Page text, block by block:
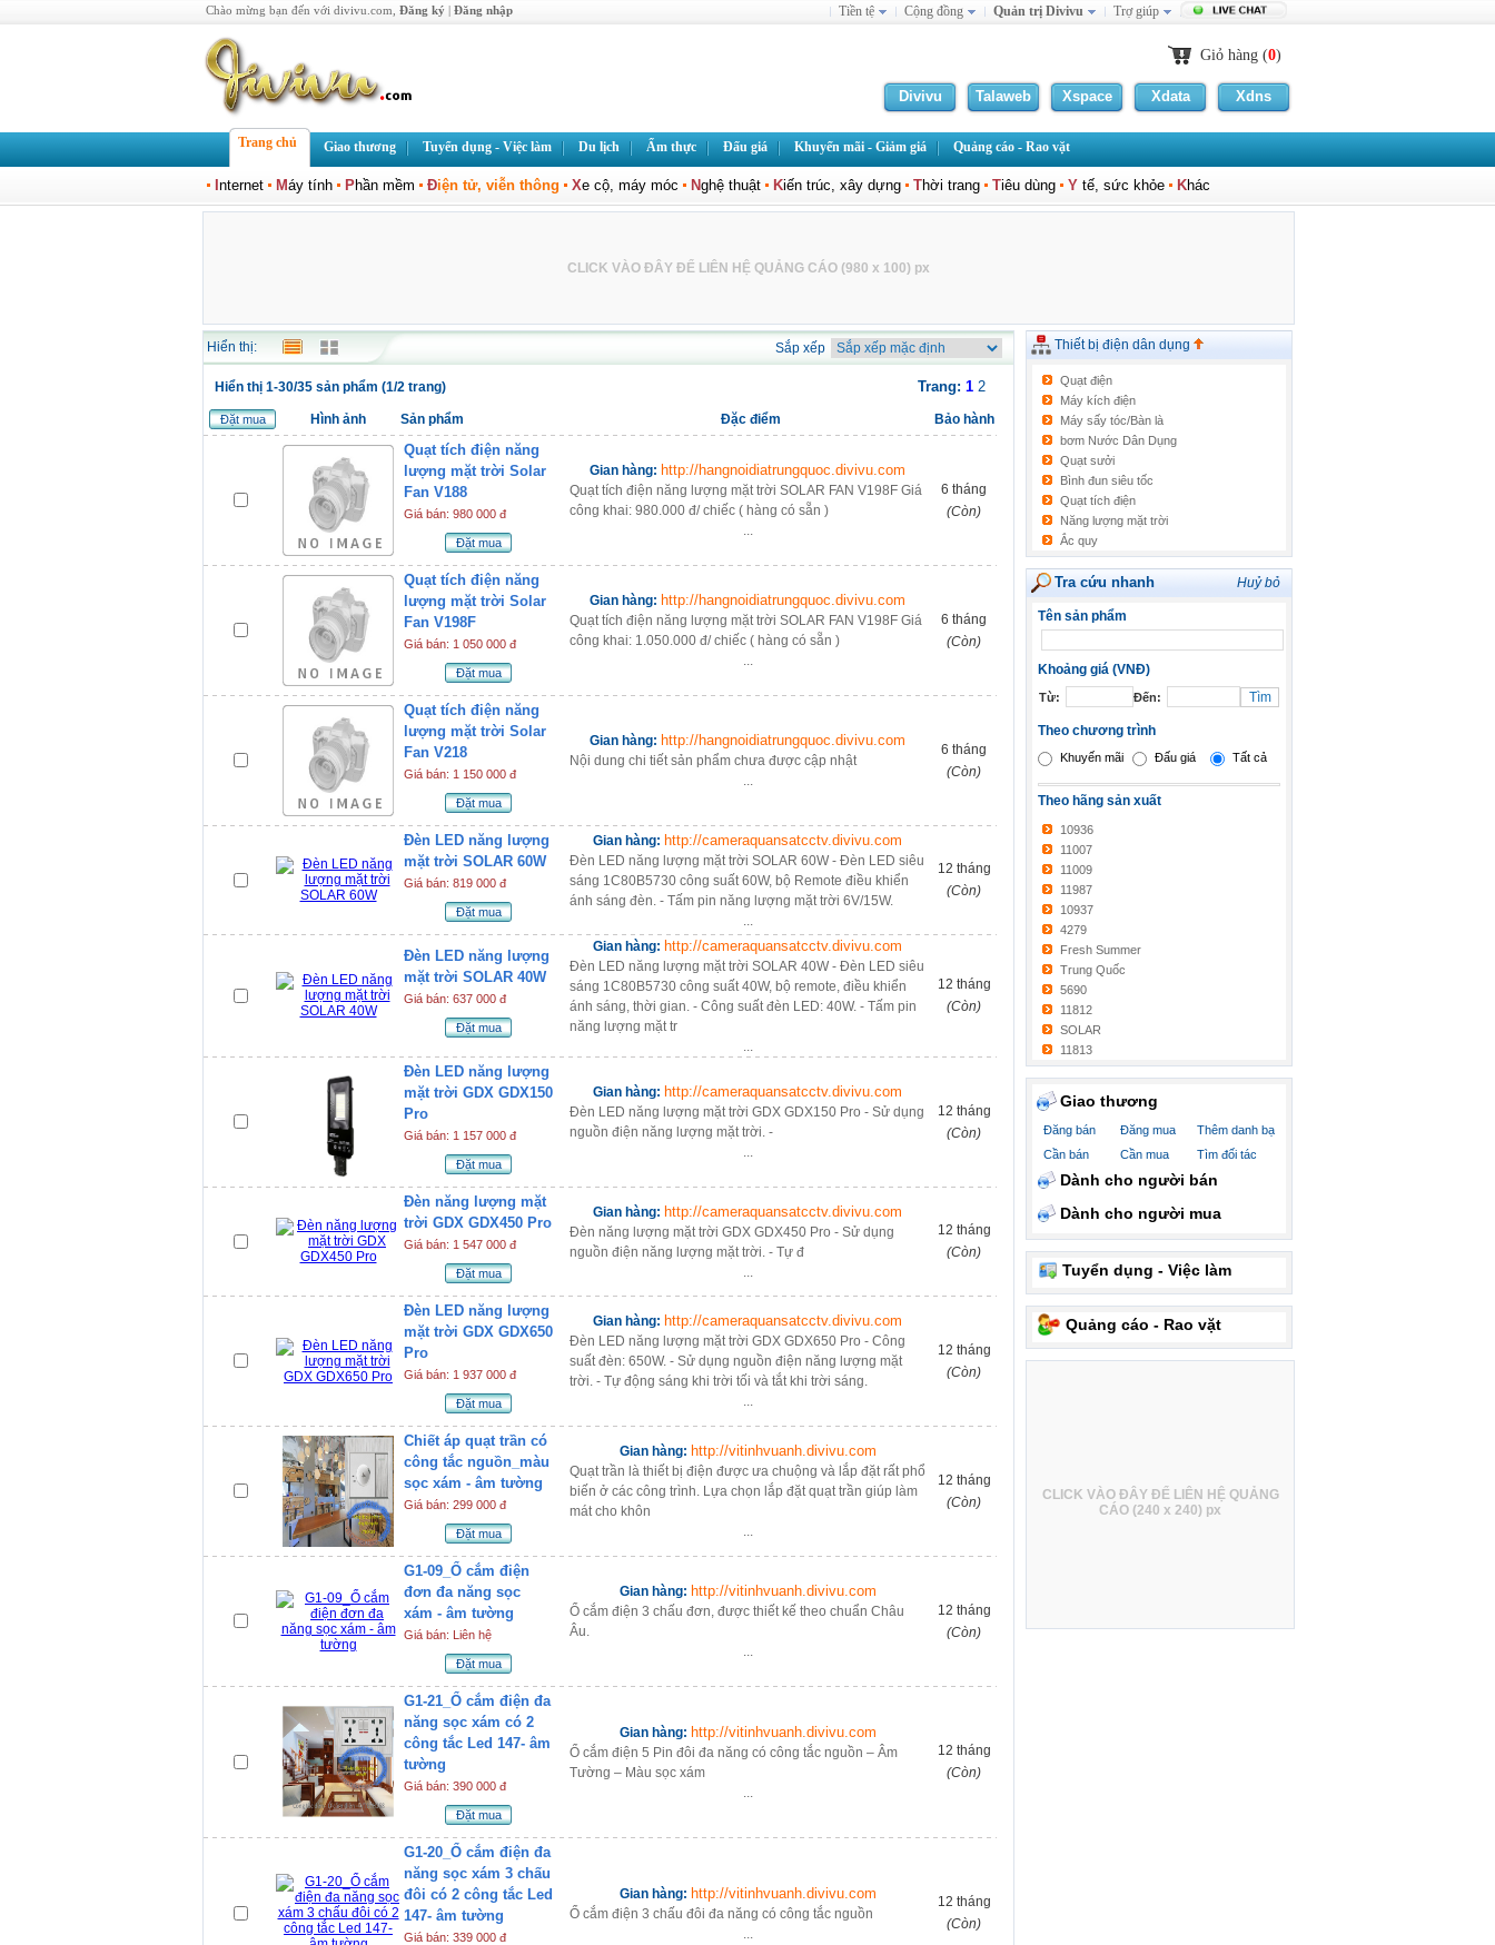
Chào mừng bạn đến với divivu.com, Đăng ký | Đăng nhập Tiền tệ Cộng đồng Quản trị Divivu Trợ giúp
Giỏ hàng (0)
Divivu Talaweb Xspace Xdata Xdns
Trang chủ Giao thương Tuyển dụng - Việc làm Du lịch Ẩm thực Đấu giá Khuyến mãi - Giảm giá Quảng cáo - Rao vặt
nternet Máy tính Phần mềm Điện tử, viễn thông Xe cộ, máy móc Nghệ thuật Kiến trúc, xây dựng Thời trang Tiêu dùng Y tế, sức khỏe Khác
CLICK VÀO ĐÂY ĐỂ LIÊN HỆ QUẢNG CÁO (980 x 100) px
Hiển thị: Sắp xếp
Hiển thị 1-30/35 sản phẩm (1/2 trang) Trang: 1 2
Đặt mua Hình ảnh Sản phẩm Đặc điểm Bảo hành
Quạt tích điện năng
lượng mặt trời Solar
Fan V188
Giá bán: 980 000 đ
Đặt mua
Gian hàng: http://hangnoidiatrungquoc.divivu.com
Quạt tích điện năng lượng mặt trời SOLAR FAN V198F Giá
công khai: 980.000 đ/ chiếc ( hàng có sẵn )
...
6 tháng
(Còn)
Quạt tích điện năng
lượng mặt trời Solar
Fan V198F
Giá bán: 1 050 000 đ
Đặt mua
Gian hàng: http://hangnoidiatrungquoc.divivu.com
Quạt tích điện năng lượng mặt trời SOLAR FAN V198F Giá
công khai: 1.050.000 đ/ chiếc ( hàng có sẵn )
...
6 tháng
(Còn)
Quạt tích điện năng
lượng mặt trời Solar
Fan V218
Giá bán: 1 150 000 đ
Đặt mua
Gian hàng: http://hangnoidiatrungquoc.divivu.com
Nội dung chi tiết sản phẩm chưa được cập nhật
...
6 tháng
(Còn)
Đèn LED năng lượng
mặt trời SOLAR 60W
Giá bán: 819 000 đ
Đặt mua
Gian hàng: http://cameraquansatcctv.divivu.com
Đèn LED năng lượng mặt trời SOLAR 60W - Đèn LED siêu
sáng 1C80B5730 công suất 60W, bộ Remote điều khiển
ánh sáng đèn. - Tấm pin năng lượng mặt trời 6V/15W.
...
12 tháng
(Còn)
Đèn LED năng lượng
mặt trời SOLAR 40W
Giá bán: 637 000 đ
Đặt mua
Gian hàng: http://cameraquansatcctv.divivu.com
Đèn LED năng lượng mặt trời SOLAR 40W - Đèn LED siêu
sáng 1C80B5730 công suất 40W, bộ remote, điều khiển
ánh sáng, thời gian. - Công suất đèn LED: 40W. - Tấm pin
năng lượng mặt tr
...
12 tháng
(Còn)
Đèn LED năng lượng
mặt trời GDX GDX150
Pro
Giá bán: 1 157 000 đ
Đặt mua
Gian hàng: http://cameraquansatcctv.divivu.com
Đèn LED năng lượng mặt trời GDX GDX150 Pro - Sử dụng
nguồn điện năng lượng mặt trời. -
...
12 tháng
(Còn)
Đèn năng lượng mặt
trời GDX GDX450 Pro
Giá bán: 1 547 000 đ
Đặt mua
Gian hàng: http://cameraquansatcctv.divivu.com
Đèn năng lượng mặt trời GDX GDX450 Pro - Sử dụng
nguồn điện năng lượng mặt trời. - Tự đ
...
12 tháng
(Còn)
Đèn LED năng lượng
mặt trời GDX GDX650
Pro
Giá bán: 1 937 000 đ
Đặt mua
Gian hàng: http://cameraquansatcctv.divivu.com
Đèn LED năng lượng mặt trời GDX GDX650 Pro - Công
suất đèn: 650W. - Sử dụng nguồn điện năng lượng mặt
trời. - Tự động sáng khi trời tối và tắt khi trời sáng.
...
12 tháng
(Còn)
Chiết áp quạt trần có
công tắc nguồn_màu
sọc xám - âm tường
Giá bán: 299 000 đ
Đặt mua
Gian hàng: http://vitinhvuanh.divivu.com
Quạt trần là thiết bị điện được ưa chuộng và lắp đặt rất phổ
biến ở các công trình. Lựa chọn lắp đặt quạt trần giúp làm
mát cho khôn
...
12 tháng
(Còn)
G1-09_Ổ cắm điện
đơn đa năng sọc
xám - âm tường
Giá bán: Liên hệ
Đặt mua
Gian hàng: http://vitinhvuanh.divivu.com
Ổ cắm điện 3 chấu đơn, được thiết kế theo chuẩn Châu
Âu.
...
12 tháng
(Còn)
G1-21_Ổ cắm điện đa
năng sọc xám có 2
công tắc Led 147- âm
tường
Giá bán: 390 000 đ
Đặt mua
Gian hàng: http://vitinhvuanh.divivu.com
Ổ cắm điện 5 Pin đôi đa năng có công tắc nguồn – Âm
Tường – Màu sọc xám
...
12 tháng
(Còn)
G1-20_Ổ cắm điện đa
năng sọc xám 3 chấu
đôi có 2 công tắc Led
147- âm tường
Giá bán: 339 000 đ
Gian hàng: http://vitinhvuanh.divivu.com
Ổ cắm điện 3 chấu đôi đa năng có công tắc nguồn
...
12 tháng
(Còn)
Thiết bị điện dân dụng
Quạt điện
Máy kích điện
Máy sấy tóc/Bàn là
bơm Nước Dân Dụng
Quạt sưởi
Bình đun siêu tốc
Quạt tích điện
Năng lượng mặt trời
Ắc quy
Tra cứu nhanh Huỷ bỏ
Tên sản phẩm
Khoảng giá (VNĐ)
Từ: Đến:
Theo chương trình
Khuyến mãi Đấu giá Tất cả
Theo hãng sản xuất
10936
11007
11009
11987
10937
4279
Fresh Summer
Trung Quốc
5690
11812
SOLAR
11813
Giao thương
Đăng bán Đăng mua
Thêm danh bạ
Cần bán
Cần mua Tìm đối tác
Dành cho người bán
Dành cho người mua
Tuyển dụng - Việc làm
Quảng cáo - Rao vặt
CLICK VÀO ĐÂY ĐỂ LIÊN HỆ QUẢNG
CÁO (240 x 240) px